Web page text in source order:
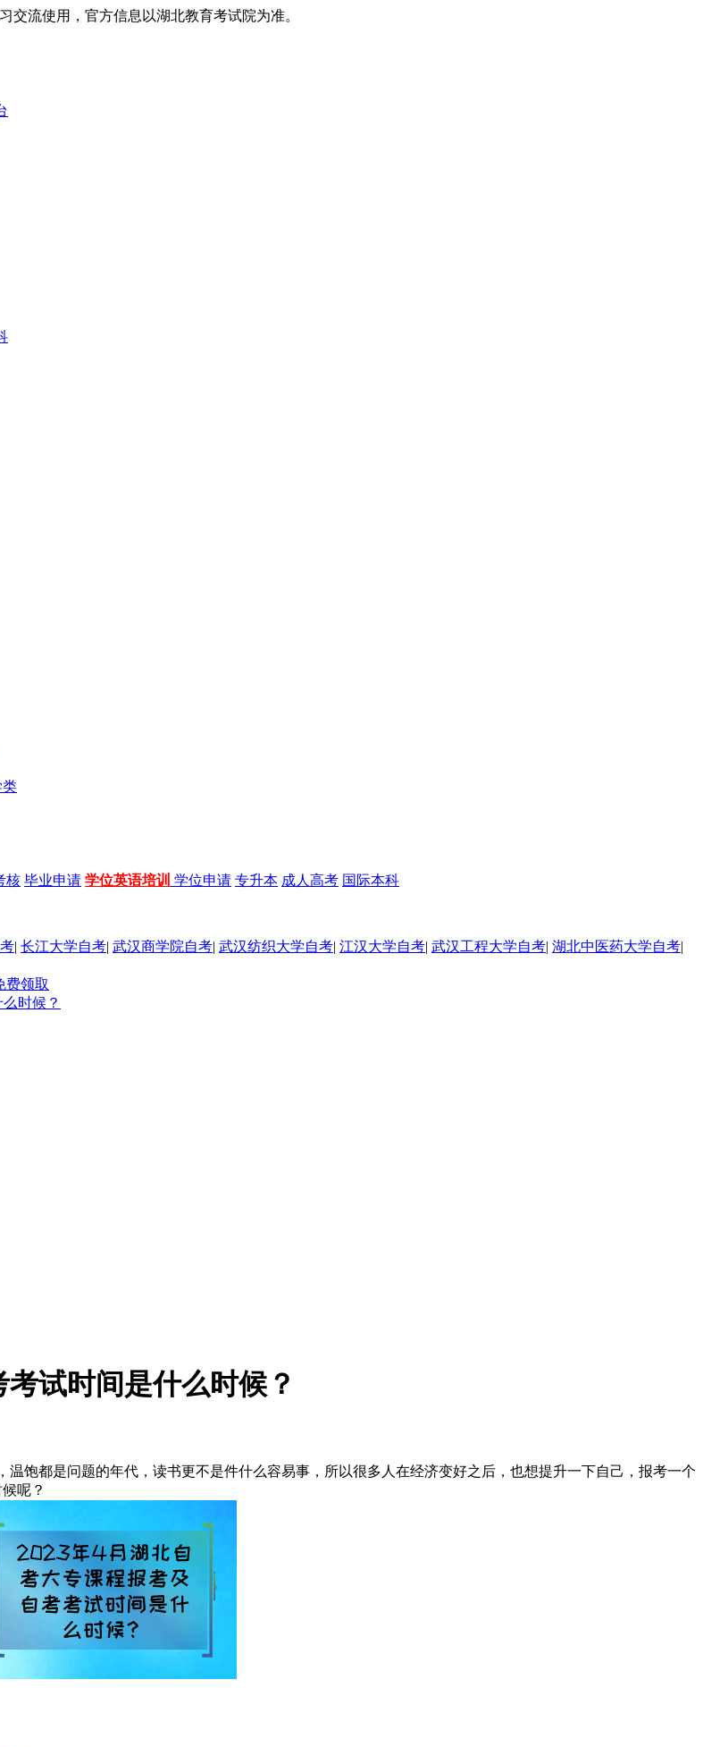
交流使用，官方信息以湖北教育考试院为准。
类
核 毕业申请 学位英语培训 学位申请 专升本 成人高考 国际本科
| 长江大学自考| 武汉商学院自考| 武汉纺织大学自考| 江汉大学自考| 武汉工程大学自考| 湖北中医药大学自考|
时候？
试时间是什么时候？
饱都是问题的年代，读书更不是件什么容易事，所以很多人在经济变好之后，也想提升一下自己，报考一个
呢？